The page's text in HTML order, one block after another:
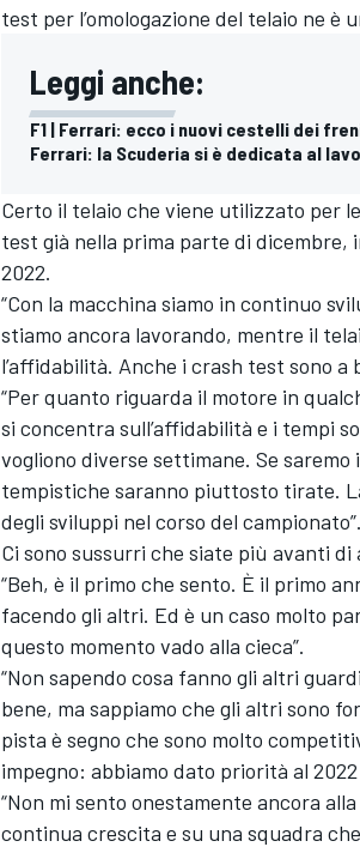
ENDURANCE/GT
test per l’omologazione del telaio ne è
Leggi anche:
F1 | Ferrari: ecco i nuovi cestelli dei
Ferrari: la Scuderia si è dedicata al
Certo il telaio che viene utilizzato per
test già nella prima parte di dicembre,
2022.
“Con la macchina siamo in continuo
stiamo ancora lavorando, mentre il
l’affidabilità. Anche i crash test sono a
“Per quanto riguarda il motore in
si concentra sull’affidabilità e i tempi
vogliono diverse settimane. Se
tempistiche saranno piuttosto tirate.
degli sviluppi nel corso del campionato”.
Ci sono sussurri che siate più avanti
“Beh, è il primo che sento. È il primo
facendo gli altri. Ed è un caso molto
questo momento vado alla cieca”.
“Non sapendo cosa fanno gli altri
bene, ma sappiamo che gli altri sono
pista è segno che sono molto
impegno: abbiamo dato priorità al
“Non mi sento onestamente ancora
continua crescita e su una squadra